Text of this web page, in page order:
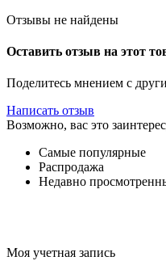
Отзывы не найдены
Оставить отзыв на этот
Поделитесь мнением с
Написать отзыв
Возможно, вас это
Самые популярные
Распродажа
Недавно
Моя учетная запись